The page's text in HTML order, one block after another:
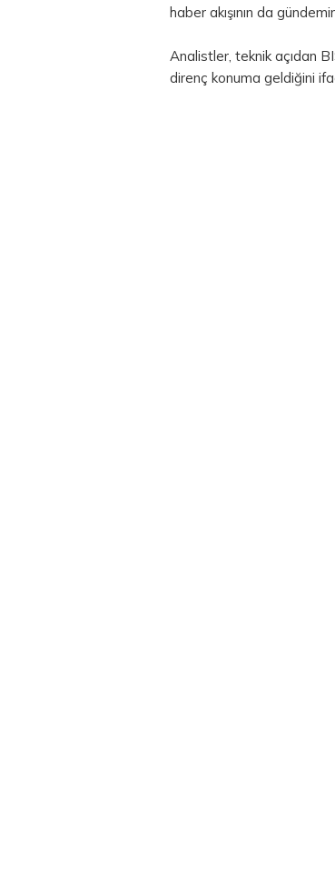
haber akışının da
Analistler, teknik açıdan
direnç konuma geldiğini